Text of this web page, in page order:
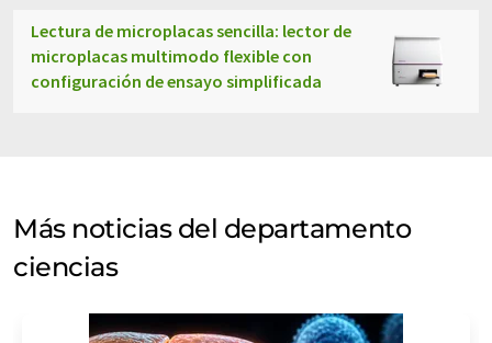
Lectura de microplacas sencilla: lector de
microplacas multimodo flexible con
configuración de ensayo simplificada
Más noticias del departamento
ciencias